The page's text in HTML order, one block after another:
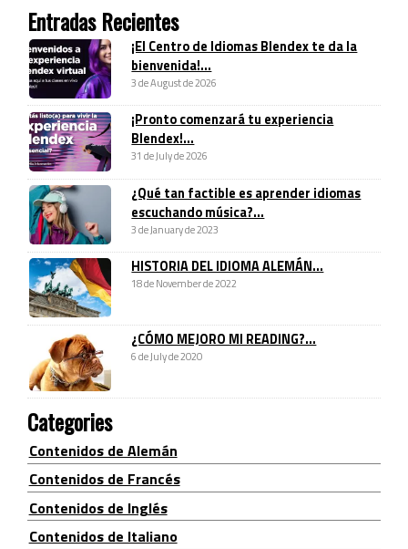
Entradas Recientes
¡El Centro de Idiomas Blendex te da la
bienvenida!...
3 de August de 2026
¡Pronto comenzará tu experiencia
Blendex!...
31 de July de 2026
¿Qué tan factible es aprender idiomas
escuchando música?...
3 de January de 2023
HISTORIA DEL IDIOMA ALEMÁN...
18 de November de 2022
¿CÓMO MEJORO MI READING?...
6 de July de 2020
Categories
Contenidos de Alemán
Contenidos de Francés
Contenidos de Inglés
Contenidos de Italiano